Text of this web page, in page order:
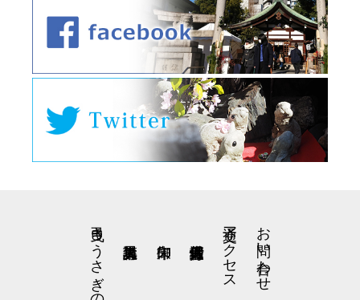
お問い合わせ
交通アクセス
弓曳きうさぎの星野くん